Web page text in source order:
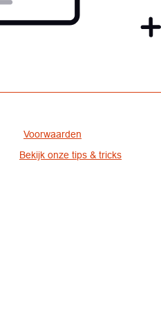
Voorwaarden
Bekijk onze tips & tricks